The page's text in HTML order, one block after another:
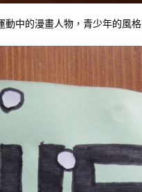
動中的漫畫人物，青少年的風格